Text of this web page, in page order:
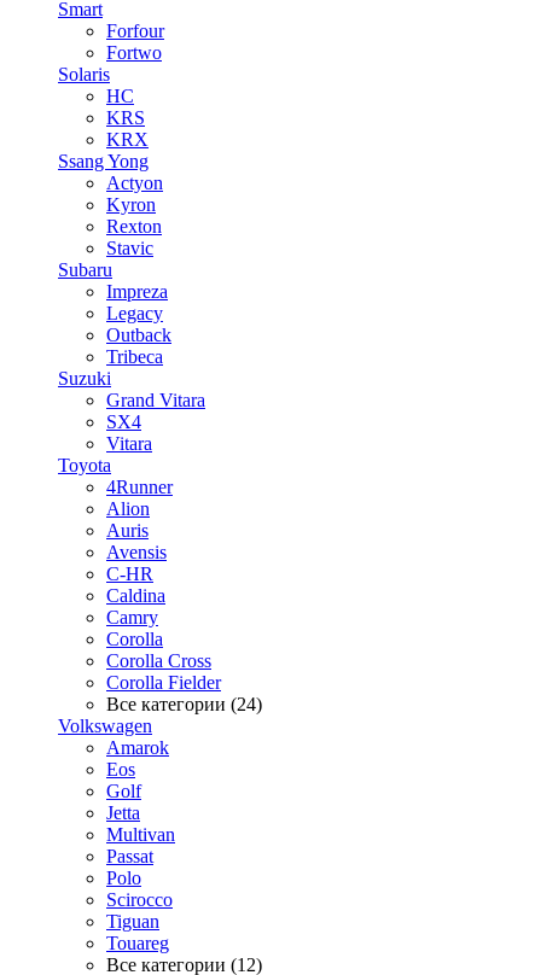
Smart
Forfour
Fortwo
Solaris
HC
KRS
KRX
Ssang Yong
Actyon
Kyron
Rexton
Stavic
Subaru
Impreza
Legacy
Outback
Tribeca
Suzuki
Grand Vitara
SX4
Vitara
Toyota
4Runner
Alion
Auris
Avensis
C-HR
Caldina
Camry
Corolla
Corolla Cross
Corolla Fielder
Все категории (24)
Volkswagen
Amarok
Eos
Golf
Jetta
Multivan
Passat
Polo
Scirocco
Tiguan
Touareg
Все категории (12)